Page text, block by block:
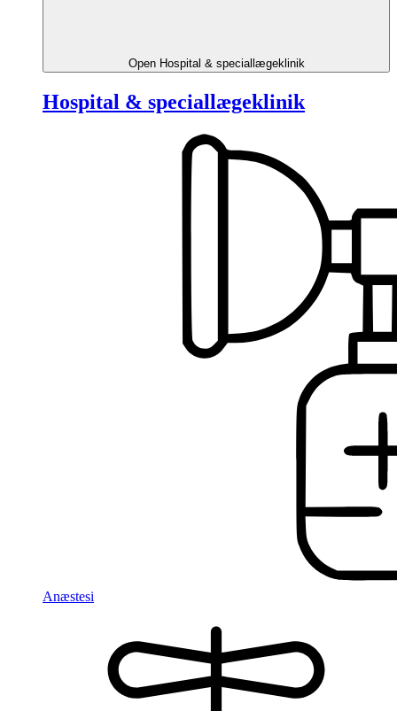
Open Hospital & speciallægeklinik
Hospital & speciallægeklinik
Anæstesi